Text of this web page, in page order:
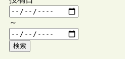
～
検索